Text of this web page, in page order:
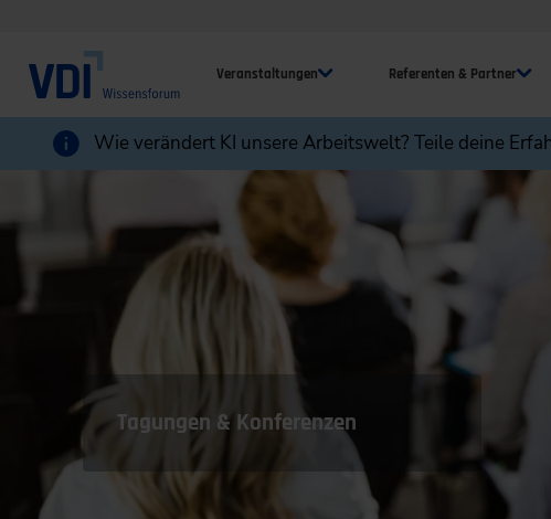
Veranstaltungen Referenten & Partner
Wie verändert KI unsere Arbeitswelt? Teile deine
Tagungen & Konferenzen